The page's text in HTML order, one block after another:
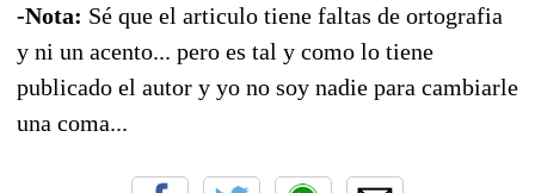
-Nota: Sé que el articulo tiene faltas de ortografia
y ni un acento... pero es tal y como lo tiene
publicado el autor y yo no soy nadie para cambiarle
una coma...